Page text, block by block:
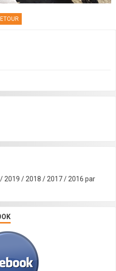
2019 / 2018 / 2017 / 2016 par